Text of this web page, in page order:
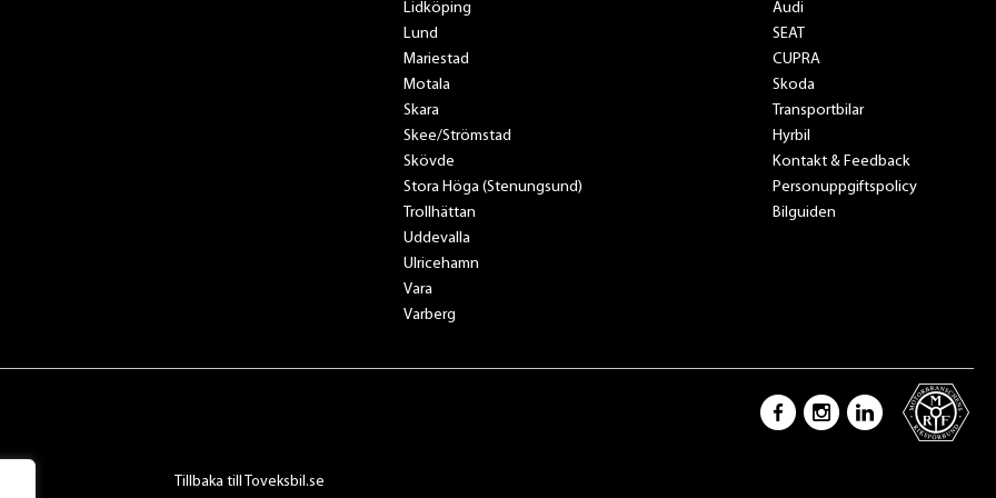
Lidköping
Lund
Mariestad
Motala
Skara
Skee/Strömstad
Skövde
Stora Höga (Stenungsund)
Trollhättan
Uddevalla
Ulricehamn
Vara
Varberg
Audi
SEAT
CUPRA
Skoda
Transportbilar
Hyrbil
Kontakt & Feedback
Personuppgiftspolicy
Bilguiden
Tillbaka till Toveksbil.se